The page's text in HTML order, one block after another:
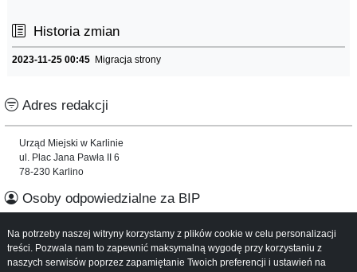
Historia zmian
2023-11-25 00:45 Migracja strony
Adres redakcji
Urząd Miejski w Karlinie
ul. Plac Jana Pawła II 6
78-230 Karlino
Osoby odpowiedzialne za BIP
Informacje o serwisie
Na potrzeby naszej witryny korzystamy z plików cookie w celu personalizacji
treści. Pozwala nam to zapewnić maksymalną wygodę przy korzystaniu z
naszych serwisów poprzez zapamiętanie Twoich preferencji i ustawień na